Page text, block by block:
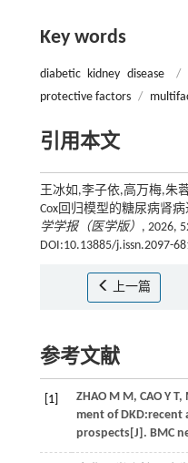
Key words
diabetic kidney disease /
protective factors /
引用本文
王冰如,李子依,高万梅,朱
Cox回归模型的糖尿病肾
学学报（医学版） , 2026,
DOI:10.13885/j.issn.2097-
上一篇
参考文献
[1] ZHAO M M, CAO Y T,
ment of DKD:recent
prospects[J]. BMC